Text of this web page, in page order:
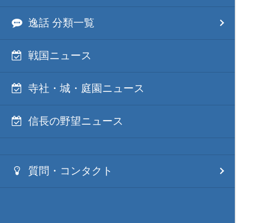
逸話 分類一覧
戦国ニュース
寺社・城・庭園ニュース
信長の野望ニュース
質問・コンタクト